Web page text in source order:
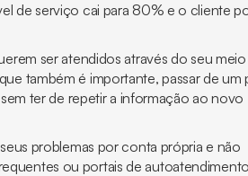
de serviço cai para 80% e o cliente
ser atendidos através do seu meio
também é importante, passar de um
ter de repetir a informação ao novo
problemas por conta própria e não
ou portais de